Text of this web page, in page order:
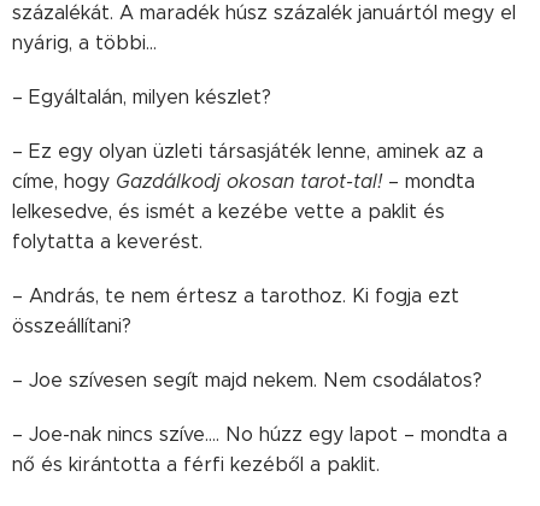
százalékát. A maradék húsz százalék januártól megy el
nyárig, a többi…
– Egyáltalán, milyen készlet?
– Ez egy olyan üzleti társasjáték lenne, aminek az a
címe, hogy Gazdálkodj okosan tarot-tal!– mondta
lelkesedve, és ismét a kezébe vette a paklit és
folytatta a keverést.
– András, te nem értesz a tarothoz. Ki fogja ezt
összeállítani?
– Joe szívesen segít majd nekem. Nem csodálatos?
– Joe-nak nincs szíve…. No húzz egy lapot – mondta a
nő és kirántotta a férfi kezéből a paklit.